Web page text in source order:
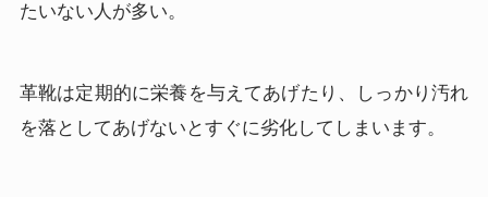
たいない人が多い。
革靴は定期的に栄養を与えてあげたり、しっかり汚れ
を落としてあげないとすぐに劣化してしまいます。